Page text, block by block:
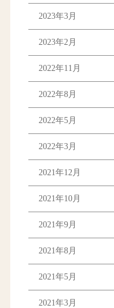
2023年3月
2023年2月
2022年11月
2022年8月
2022年5月
2022年3月
2021年12月
2021年10月
2021年9月
2021年8月
2021年5月
2021年3月